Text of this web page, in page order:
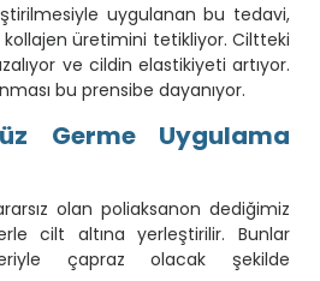
uygulanan bu tedavi,
üretimini tetikliyor. Ciltteki
ve cildin elastikiyeti artıyor.
bu prensibe dayanıyor.
Germe Uygulama
olan poliaksanon dediğimiz
cilt altına yerleştirilir. Bunlar
çapraz olacak şekilde